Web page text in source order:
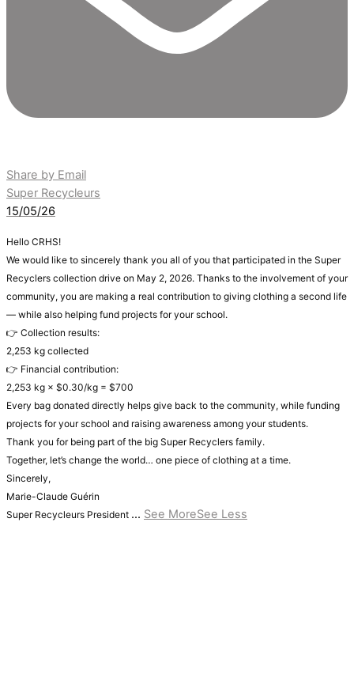
Share by Email
Super Recycleurs
15/05/26
Hello CRHS!
We would like to sincerely thank you all of you that participated in the Super
Recyclers collection drive on May 2, 2026. Thanks to the involvement of your
community, you are making a real contribution to giving clothing a second life
— while also helping fund projects for your school.
👉 Collection results:
2,253 kg collected
👉 Financial contribution:
2,253 kg × $0.30/kg = $700
Every bag donated directly helps give back to the community, while funding
projects for your school and raising awareness among your students.
Thank you for being part of the big Super Recyclers family.
Together, let’s change the world… one piece of clothing at a time.
Sincerely,
Marie-Claude Guérin
Super Recycleurs President ... See MoreSee Less